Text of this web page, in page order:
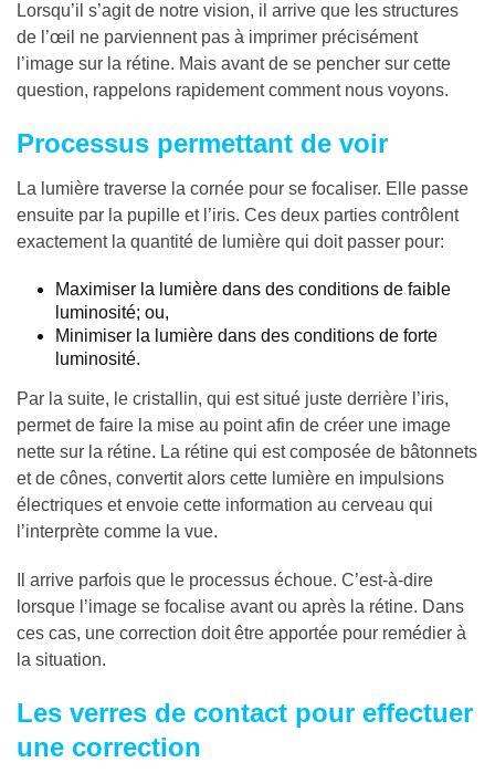
Lorsqu’il s’agit de notre vision, il arrive que les structures
de l’œil ne parviennent pas à imprimer précisément
l’image sur la rétine. Mais avant de se pencher sur cette
question, rappelons rapidement comment nous voyons.
Processus permettant de voir
La lumière traverse la cornée pour se focaliser. Elle passe
ensuite par la pupille et l’iris. Ces deux parties contrôlent
exactement la quantité de lumière qui doit passer pour:
Maximiser la lumière dans des conditions de faible
luminosité; ou,
Minimiser la lumière dans des conditions de forte
luminosité.
Par la suite, le cristallin, qui est situé juste derrière l’iris,
permet de faire la mise au point afin de créer une image
nette sur la rétine. La rétine qui est composée de bâtonnets
et de cônes, convertit alors cette lumière en impulsions
électriques et envoie cette information au cerveau qui
l’interprète comme la vue.
Il arrive parfois que le processus échoue. C’est-à-dire
lorsque l’image se focalise avant ou après la rétine. Dans
ces cas, une correction doit être apportée pour remédier à
la situation.
Les verres de contact pour effectuer
une correction